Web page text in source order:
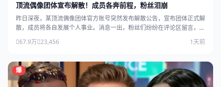
顶流偶像团体宣布解散！成员各奔前程，粉丝泪崩
昨日深夜，某顶流偶像团体官方账号突然发布解散公告，宣布团体正式解
散，成员将各自发展个人事业。消息一出，粉丝们纷纷在评论区留言，场
67.9万 23,456 1天前
爆